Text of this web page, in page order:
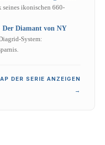
seines ikonischen 660-
Der Diamant von NY
System:
DER SERIE ANZEIGEN
→